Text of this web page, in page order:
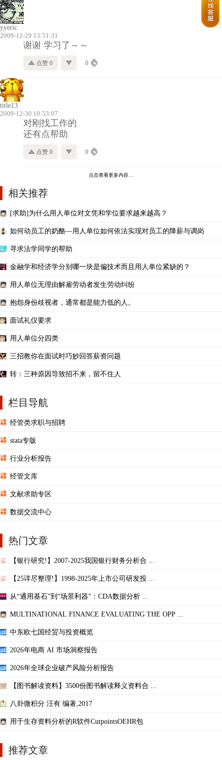
yyeric
2009-12-29 13:51:31
谢谢 学习了～～
点赞 0 0
title13
2009-12-30 10:53:07
对刚找工作的
还有点帮助
点赞 0 0
点击查看更多内容…
相关推荐
[求助]为什么用人单位对文凭和学位要求越来越高？
如何动员工的奶酪—用人单位如何依法实现对员工的降薪与调岗
寻求法学同学的帮助
金融学和经济学分别哪一块是偏技术而且用人单位紧缺的？
用人单位无理由解雇劳动者发生劳动纠纷
抱怨身份歧视者，通常都是能力低的人。
面试礼仪要求
用人单位分四类
三招教你在面试时巧妙回答薪资问题
转：三种原因导致招不来，留不住人
栏目导航
经管类求职与招聘
stata专版
行业分析报告
经管文库
文献求助专区
数据交流中心
热门文章
【银行研究!】2007-2025我国银行财务分析合 ...
【25详尽整理!】1998-2025年上市公司研发投 ...
从“通用基石”到“场景利器”：CDA数据分析 ...
MULTINATIONAL FINANCE EVALUATING THE OPP ...
中东欧七国经贸与投资概览
2026年电商 AI 市场洞察报告
2026年全球企业破产风险分析报告
【图书解读资料】3500份图书解读释义资料合 ...
八卦微积分 汪有 编著,2017
用于生存资料分析的R软件CutpointsOEHR包
推荐文章